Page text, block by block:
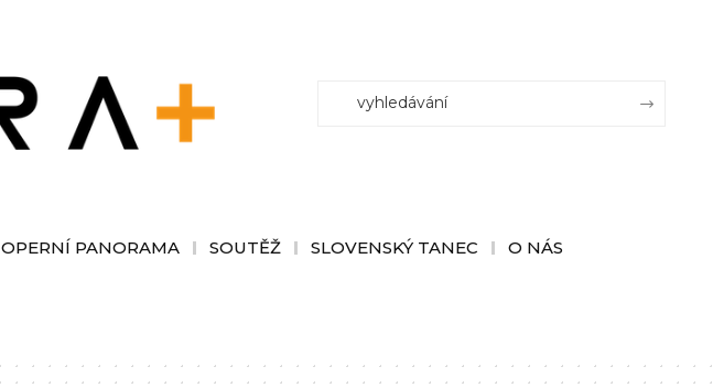
OPERNÍ PANORAMA SOUTĚŽ SLOVENSKÝ TANEC O NÁS